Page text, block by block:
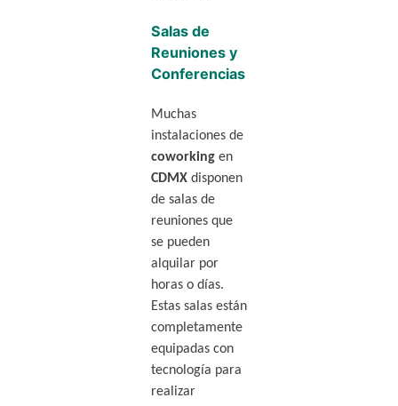
Salas de
Reuniones y
Conferencias
Muchas
instalaciones de
coworkingen
CDMXdisponen
de salas de
reuniones que
se pueden
alquilar por
horas o días.
Estas salas están
completamente
equipadas con
tecnología para
realizar